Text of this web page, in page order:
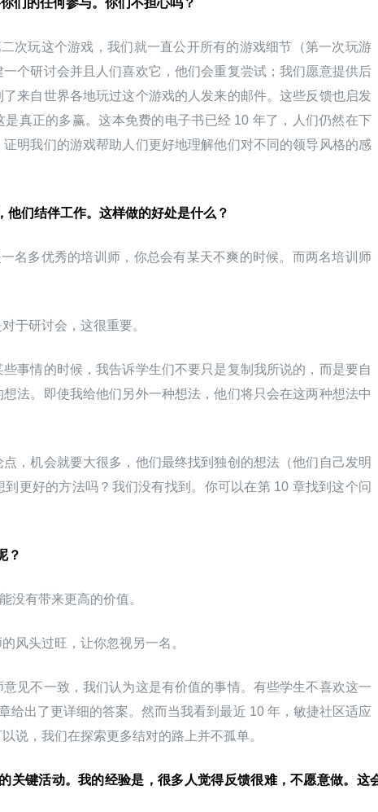
们的任何参与。你们不担心吗？
次玩这个游戏，我们就一直公开所有的游戏细节（第一次玩游
个研讨会并且人们喜欢它，他们会重复尝试；我们愿意提供后
来自世界各地玩过这个游戏的人发来的邮件。这些反馈也启发
真正的多赢。这本免费的电子书已经 10 年了，人们仍然在下
明我们的游戏帮助人们更好地理解他们对不同的领导风格的感
他们结伴工作。这样做的好处是什么？
名多优秀的培训师，你总会有某天不爽的时候。而两名培训师
于研讨会，这很重要。
事情的时候，我告诉学生们不要只是复制我所说的，而是要自
法。即使我给他们另外一种想法，他们将只会在这两种想法中
，机会就要大很多，他们最终找到独创的想法（他们自己发明
更好的方法吗？我们没有找到。你可以在第 10 章找到这个问
？
没有带来更高的价值。
风头过旺，让你忽视另一名。
见不一致，我们认为这是有价值的事情。有些学生不喜欢这一
给出了更详细的答案。然而当我看到最近 10 年，敏捷社区适应
说，我们在探索更多结对的路上并不孤单。
关键活动。我的经验是，很多人觉得反馈很难，不愿意做。这